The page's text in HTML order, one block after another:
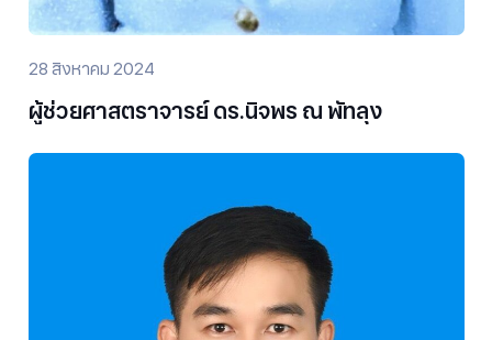
28 สิงหาคม 2024
ผู้ช่วยศาสตราจารย์ ดร.นิจพร ณ พัทลุง